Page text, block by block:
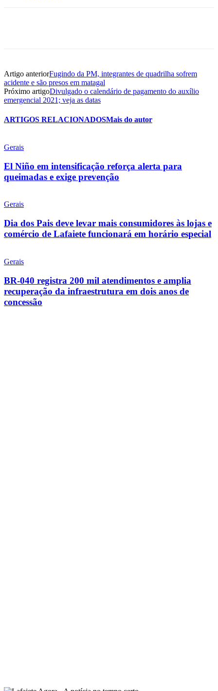
Artigo anteriorFugindo da PM, integrantes de quadrilha sofrem
acidente e são presos em matagal
Próximo artigoDivulgado o calendário de pagamento do auxílio
emergencial 2021; veja as datas
ARTIGOS RELACIONADOSMais do autor
Gerais
El Niño em intensificação reforça alerta para
queimadas e exige prevenção
Gerais
Dia dos Pais deve levar mais consumidores às lojas e
comércio de Lafaiete funcionará em horário especial
Gerais
BR-040 registra 200 mil atendimentos e amplia
recuperação da infraestrutura em dois anos de
concessão